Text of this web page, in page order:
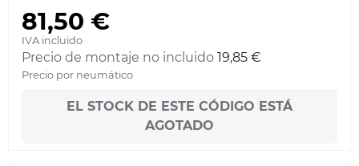
81,50 €
IVA incluido
Precio de montaje no incluido 19,85 €
Precio por neumático
EL STOCK DE ESTE CÓDIGO ESTÁ
AGOTADO